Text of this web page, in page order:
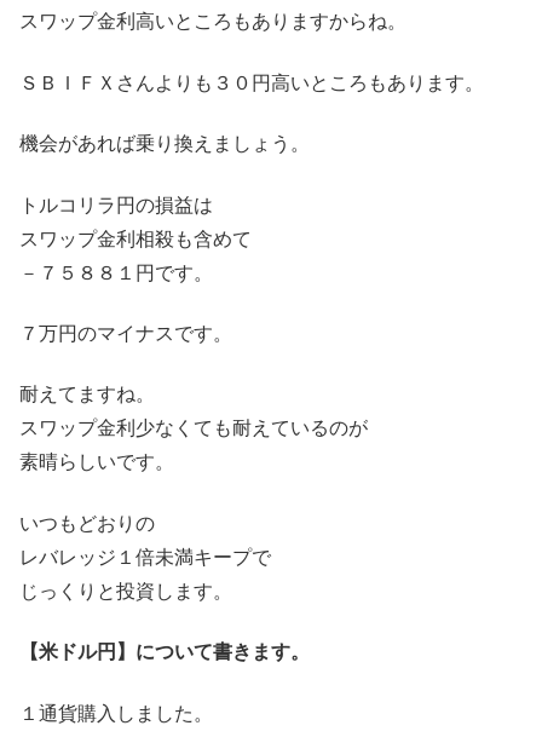
スワップ金利高いところもありますからね。
ＳＢＩＦＸさんよりも３０円高いところもあります。
機会があれば乗り換えましょう。
トルコリラ円の損益は
スワップ金利相殺も含めて
－７５８８１円です。
７万円のマイナスです。
耐えてますね。
スワップ金利少なくても耐えているのが
素晴らしいです。
いつもどおりの
レバレッジ１倍未満キープで
じっくりと投資します。
【米ドル円】について書きます。
１通貨購入しました。